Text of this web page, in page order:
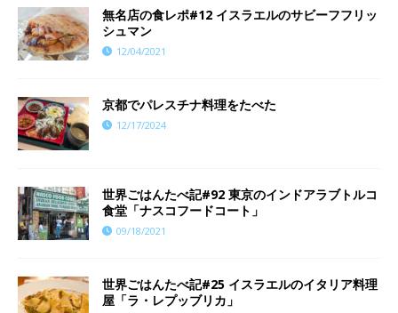
無名店の食レポ#12 イスラエルのサビーフフリッ
シュマン
12/04/2021
京都でパレスチナ料理をたべた
12/17/2024
世界ごはんたべ記#92 東京のインドアラブトルコ
食堂「ナスコフードコート」
09/18/2021
世界ごはんたべ記#25 イスラエルのイタリア料理
屋「ラ・レプッブリカ」